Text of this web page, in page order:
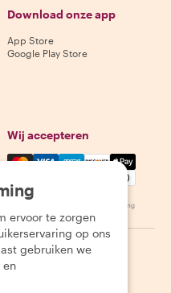
Download onze app
App Store
Google Play Store
Wij accepteren
Mastercard, Visa, Amex,
Beschikbaarheid varieert per bestemming
| Cookies | Sitemap
ervoor te zorgen
op ons
gebruiken we
en